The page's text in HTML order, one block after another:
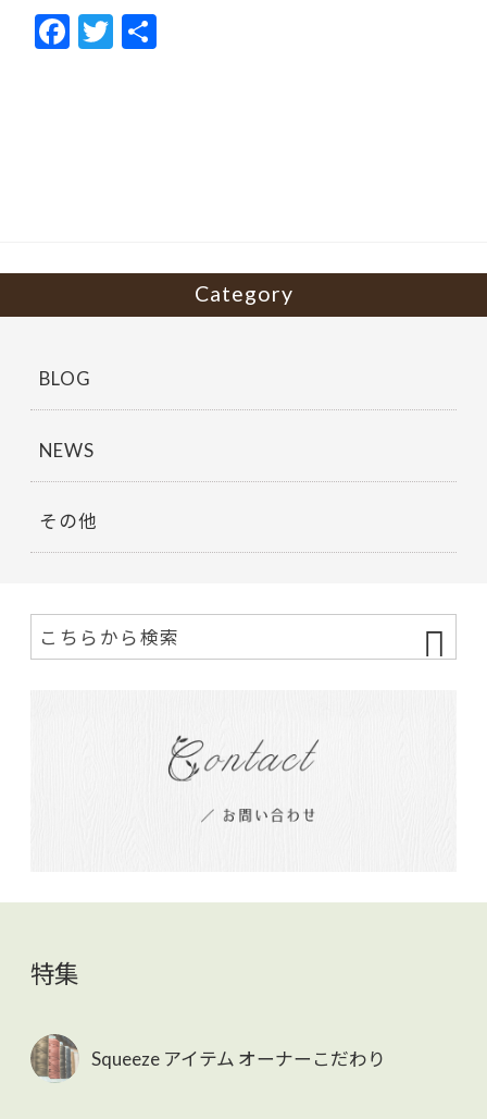
F
T
Category
BLOG
NEWS
その他
特集
Squeeze アイテム オーナーこだわり